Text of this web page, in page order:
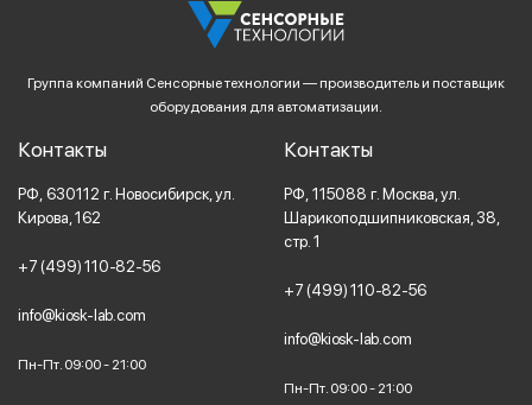
Группа компаний Сенсорные технологии — производитель и поставщик
оборудования для автоматизации.
Контакты
РФ, 630112 г. Новосибирск, ул.
Кирова, 162
+7 (499) 110-82-56
info@kiosk-lab.com
Пн-Пт. 09:00 - 21:00
Контакты
РФ, 115088 г. Москва, ул.
Шарикоподшипниковская, 38,
стр. 1
+7 (499) 110-82-56
info@kiosk-lab.com
Пн-Пт. 09:00 - 21:00